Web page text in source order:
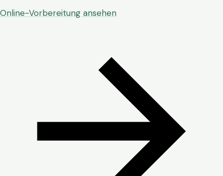
Online-Vorbereitung ansehen